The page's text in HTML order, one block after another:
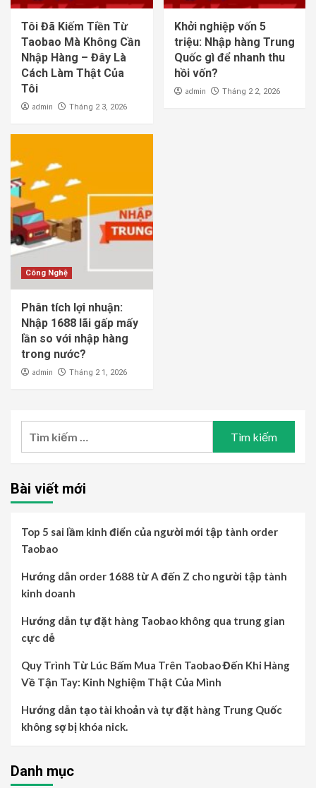
Tôi Đã Kiếm Tiền Từ
Taobao Mà Không Cần
Nhập Hàng – Đây Là
Cách Làm Thật Của
Tôi
admin Tháng 2 3, 2026
Khởi nghiệp vốn 5
triệu: Nhập hàng Trung
Quốc gì để nhanh thu
hồi vốn?
admin Tháng 2 2, 2026
Công Nghệ
Phân tích lợi nhuận:
Nhập 1688 lãi gấp mấy
lần so với nhập hàng
trong nước?
admin Tháng 2 1, 2026
Bài viết mới
Top 5 sai lầm kinh điển của người mới tập tành order
Taobao
Hướng dẫn order 1688 từ A đến Z cho người tập tành
kinh doanh
Hướng dẫn tự đặt hàng Taobao không qua trung gian
cực dễ
Quy Trình Từ Lúc Bấm Mua Trên Taobao Đến Khi Hàng
Về Tận Tay: Kinh Nghiệm Thật Của Mình
Hướng dẫn tạo tài khoản và tự đặt hàng Trung Quốc
không sợ bị khóa nick.
Danh mục